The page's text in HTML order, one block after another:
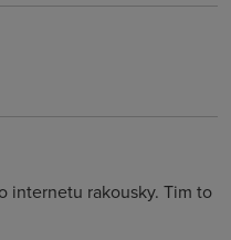
internetu rakousky. Tim to